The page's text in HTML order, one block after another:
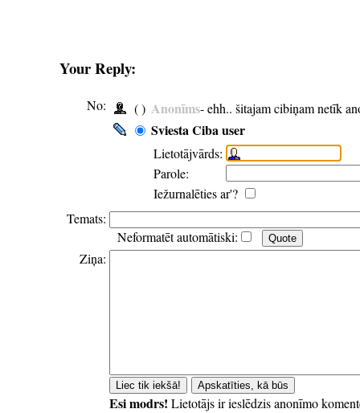
Your Reply:
No: ( ) Anonīms- ehh.. šitajam cibiņam netīk
Sviesta Ciba user
Lietotājvārds:
Parole:
Iežurnalēties ar'?
Temats:
Neformatēt automātiski:
Ziņa:
Esi modrs! Lietotājs ir ieslēdzis anonīmo